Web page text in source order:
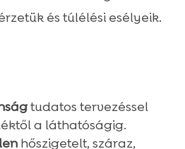
és túlélési esélyeik.
tudatos tervezéssel
a láthatóságig.
hőszigetelt, száraz,